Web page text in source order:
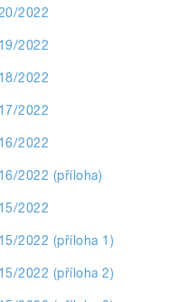
2022
2022
2022
2022
2022
2022 (příloha)
2022
2022 (příloha 1)
2022 (příloha 2)